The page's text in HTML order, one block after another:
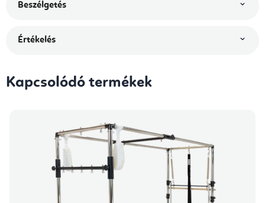
Beszélgetés
Értékelés
Kapcsolódó termékek